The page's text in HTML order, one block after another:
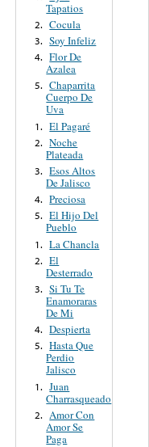
Tapatios
2. Cocula
3. Soy Infeliz
4. Flor De
Azalea
5. Chaparrita
Cuerpo De
Uva
1. El Pagaré
2. Noche
Plateada
3. Esos Altos
De Jalisco
4. Preciosa
5. El Hijo Del
Pueblo
1. La Chancla
2. El
Desterrado
3. Si Tu Te
Enamoraras
De Mi
4. Despierta
5. Hasta Que
Perdio
Jalisco
1. Juan
Charrasqueado
2. Amor Con
Amor Se
Paga